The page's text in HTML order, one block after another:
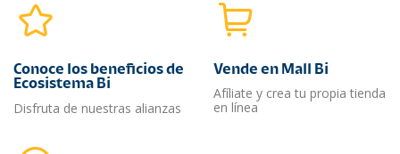
Conoce los beneficios de
Ecosistema Bi
Disfruta de nuestras alianzas
Vende en Mall Bi
Afíliate y crea tu propia tienda
en línea